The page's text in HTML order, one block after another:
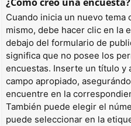
Cuando inicia un nuevo
mismo, debe hacer clic en la
debajo del formulario de
significa que no posee los
encuestas. Inserte un título y
campo apropiado,
encuentre en la
También puede elegir el
puede seleccionar en la